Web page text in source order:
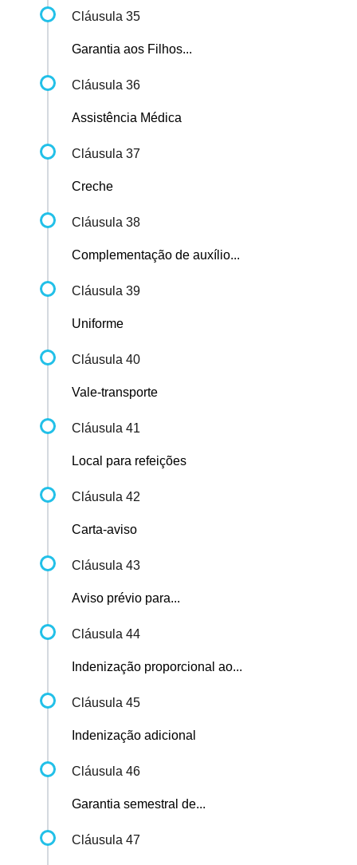
Cláusula 35
Garantia aos Filhos...
Cláusula 36
Assistência Médica
Cláusula 37
Creche
Cláusula 38
Complementação de auxílio...
Cláusula 39
Uniforme
Cláusula 40
Vale-transporte
Cláusula 41
Local para refeições
Cláusula 42
Carta-aviso
Cláusula 43
Aviso prévio para...
Cláusula 44
Indenização proporcional ao...
Cláusula 45
Indenização adicional
Cláusula 46
Garantia semestral de...
Cláusula 47